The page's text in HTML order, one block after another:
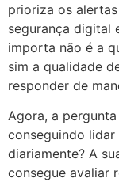
prioriza os
segurança digital
importa não é a
sim a qualidade
responder de
Agora, a
conseguindo
diariamente? A
consegue avaliar